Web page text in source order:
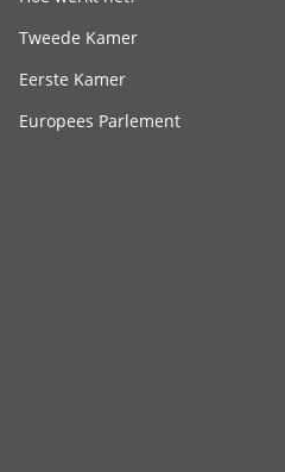
Tweede Kamer
Eerste Kamer
Europees Parlement